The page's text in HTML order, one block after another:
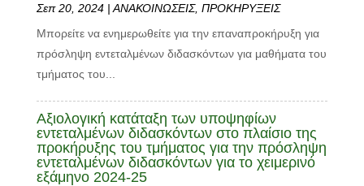
Σεπ 20, 2024| ΑΝΑΚΟΙΝΩΣΕΙΣ, ΠΡΟΚΗΡΥΞΕΙΣ
Μπορείτε να ενημερωθείτε για την επαναπροκήρυξη για
πρόσληψη εντεταλμένων διδασκόντων για μαθήματα του
τμήματος του...
Aξιολογική κατάταξη των υποψηφίων
εντεταλμένων διδασκόντων στο πλαίσιο της
προκήρυξης του τμήματος για την πρόσληψη
εντεταλμένων διδασκόντων για το χειμερινό
εξάμηνο 2024-25